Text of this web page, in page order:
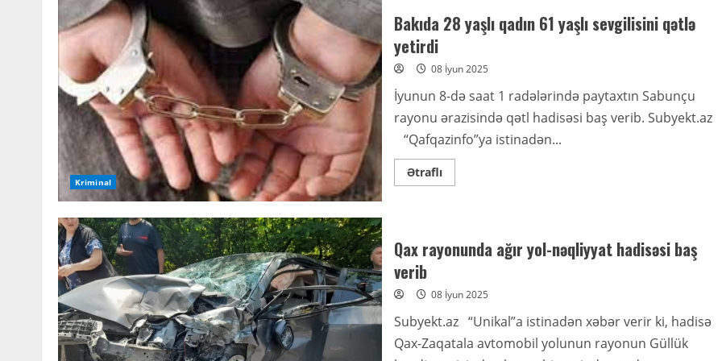
Kriminal
Bakıda 28 yaşlı qadın 61 yaşlı sevgilisini qətlə
yetirdi
08 İyun 2025
İyunun 8-də saat 1 radələrində paytaxtın Sabunçu
rayonu ərazisində qətl hadisəsi baş verib. Subyekt.az
“Qafqazinfo”ya istinadən...
ƏtraflıRead
more
61
yaşlı
yetirdi
Qax rayonunda ağır yol-nəqliyyat hadisəsi baş
verib
08 İyun 2025
Subyekt.az “Unikal”a istinadən xəbər verir ki, hadisə
Qax-Zaqatala avtomobil yolunun rayonun Güllük